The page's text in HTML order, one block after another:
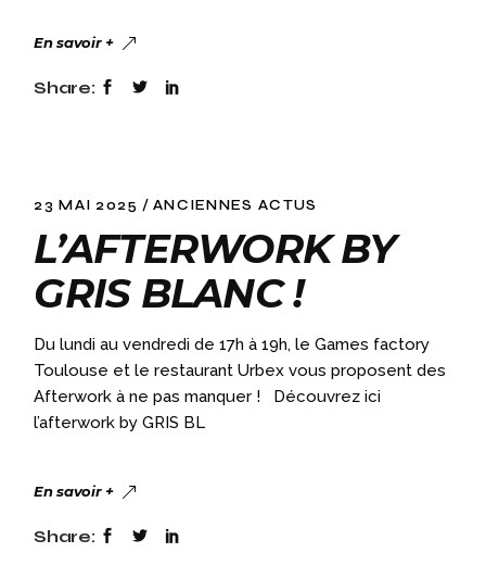
En savoir +
Share:
23 MAI 2025 ANCIENNES ACTUS
L’AFTERWORK BY
GRIS BLANC !
Du lundi au vendredi de 17h à 19h, le Games factory
Toulouse et le restaurant Urbex vous proposent des
Afterwork à ne pas manquer ! Découvrez ici
l’afterwork by GRIS BL
En savoir +
Share: